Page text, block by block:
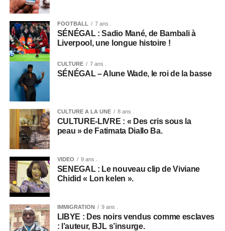
FOOTBALL 7 ans .
SÉNÉGAL : Sadio Mané, de Bambali à
Liverpool, une longue histoire !
CULTURE 7 ans .
SÉNÉGAL – Alune Wade, le roi de la basse
CULTURE A LA UNE 8 ans .
CULTURE-LIVRE : « Des cris sous la
peau » de Fatimata Diallo Ba.
VIDEO 9 ans .
SENEGAL : Le nouveau clip de Viviane
Chidid « Lon kelen ».
IMMIGRATION 9 ans .
LIBYE : Des noirs vendus comme esclaves
: l’auteur, BJL s’insurge.